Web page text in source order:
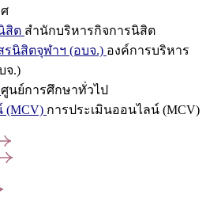
สิต สำนักบริหารกิจการนิสิต
นิสิตจุฬาฯ (อบจ.) องค์การบริหาร
จ.)
ศูนย์การศึกษาทั่วไป
(MCV) การประเมินออนไลน์ (MCV)